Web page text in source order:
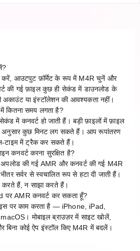
करें, आउटपुट फ़ॉर्मेट के रूप में M4R चुनें और
की गई फ़ाइल कुछ ही सेकंड में डाउनलोड के
अकाउंट या इंस्टॉलेशन की आवश्यकता नहीं।
कितना समय लगता है?
में कनवर्ट हो जाती हैं। बड़ी फ़ाइलों में फ़ाइल
कुछ मिनट लग सकते हैं। आप रूपांतरण
टाइम में ट्रैक कर सकते हैं।
कनवर्ट करना सुरक्षित है?
अपलोड की गई AMR और कनवर्ट की गई M4R
सर्वर से स्वचालित रूप से हटा दी जाती हैं।
हैं, न साझा करते हैं।
पर AMR कनवर्ट कर सकता हूँ?
पर काम करता है — iPhone, iPad,
मोबाइल ब्राउज़र में साइट खोलें,
कोई ऐप इंस्टॉल किए M4R में बदलें।